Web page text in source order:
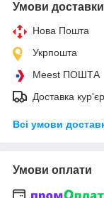
Умови доставки
Нова Пошта
Укрпошта
Meest ПОШТА
Доставка
Всі умови
Умови оплати